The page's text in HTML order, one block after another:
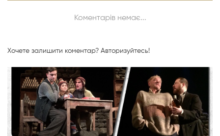
Коментарів немає...
Хочете залишити коментар? Авторизуйтесь!